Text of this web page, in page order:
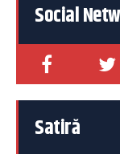
Social
Satiră